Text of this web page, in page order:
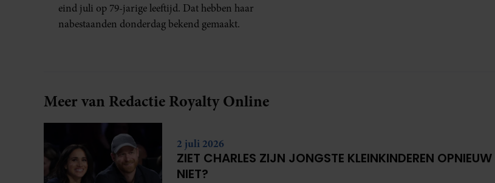
eind juli op 79-jarige leeftijd. Dat hebben haar
nabestaanden donderdag bekend gemaakt.
Meer van Redactie Royalty Online
2 juli 2026
ZIET CHARLES ZIJN JONGSTE KLEINKINDEREN OPNIEUW
NIET?